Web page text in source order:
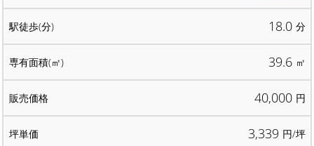
18.0 分
39.6 ㎡
40,000 円
3,339 円/坪